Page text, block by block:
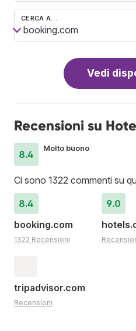
CERCA A…
Vedi
Recensioni su
8.4
Molto buono
Ci sono 1322 commenti su
8.4
booking.com
1322 Recensioni
9.0
tripadvisor.com
Recensioni